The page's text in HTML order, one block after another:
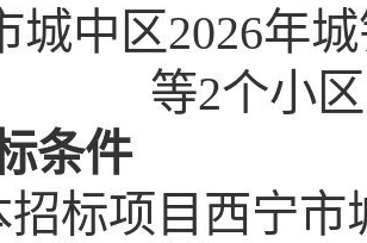
城中区2026年
等2个小
条件
标项目西宁市